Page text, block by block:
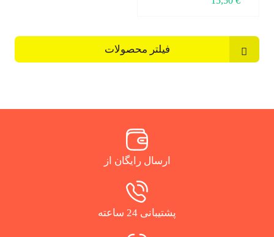
فیلتر محصولات
ارسال رایگان از
پشتیبانی 24 ساعته